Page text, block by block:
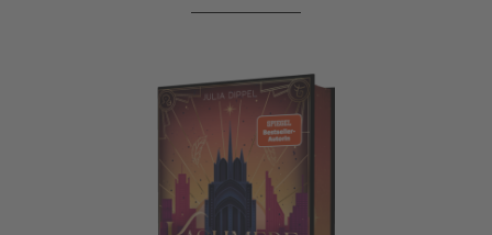
Velvet-Dilogie 2: Kashmere Rises, but the Skies fade in